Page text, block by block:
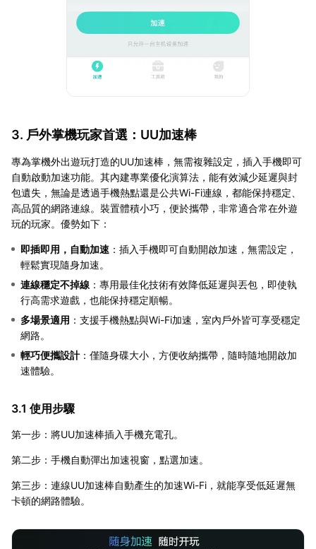
3. 戶外掌機玩家首選：UU加速棒
專為掌機外出遊玩打造的UU加速棒，無需複雜設定，插入手機即可
自動啟動加速功能。其內建專業優化演算法，能有效減少延遲與封
包遺失，無論是透過手機熱點還是公共Wi-Fi連線，都能保持穩定、
高品質的網路連線。裝置體積小巧，便於攜帶，非常適合常在外遊
玩的玩家。優勢如下：
即插即用，自動加速 ：插入手機即可自動開啟加速，無需設定，
輕鬆實現隨身加速。
連線穩定不掉線 ：專用最佳化技術有效降低延遲與丟包，即使執
行高需求遊戲，也能保持穩定順暢。
多場景適用 ：支援手機熱點與Wi-Fi加速，室內戶外皆可享受穩定
網路。
輕巧便攜設計：僅隨身碟大小，方便收納攜帶，隨時隨地開啟加
速體驗。
3.1 使用步驟
第一步：將UU加速棒插入手機充電孔。
第二步：手機自動彈出加速視窗，點選加速。
第三步：連線UU加速棒自動產生的加速Wi-Fi，就能享受低延遲無
卡頓的網路體驗。